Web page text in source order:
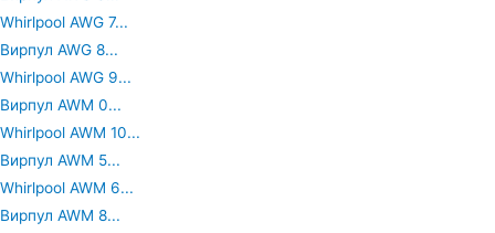
Whirlpool AWG 7...
Вирпул AWG 8...
Whirlpool AWG 9...
Вирпул AWM 0...
Whirlpool AWM 10...
Вирпул AWM 5...
Whirlpool AWM 6...
Вирпул AWM 8...